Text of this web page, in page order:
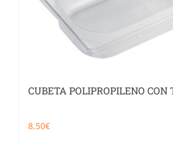
CUBETA POLIPROPILENO CON
8,50€